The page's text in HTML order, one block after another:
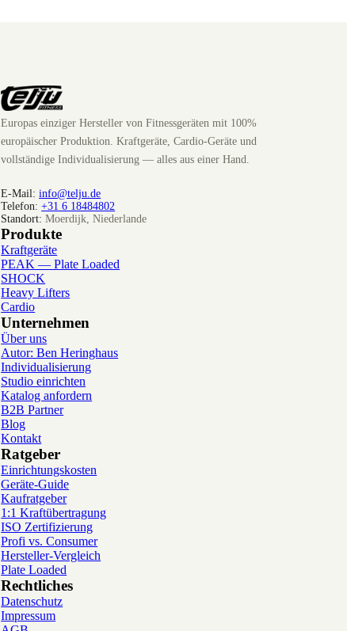
Europas einziger Hersteller von Fitnessgeräten mit 100%
europäischer Produktion. Kraftgeräte, Cardio-Geräte und
vollständige Individualisierung — alles aus einer Hand.
E-Mail: info@telju.de
Telefon: +31 6 18484802
Standort: Moerdijk, Niederlande
Produkte
Kraftgeräte
PEAK — Plate Loaded
SHOCK
Heavy Lifters
Cardio
Unternehmen
Über uns
Autor: Ben Heringhaus
Individualisierung
Studio einrichten
Katalog anfordern
B2B Partner
Blog
Kontakt
Ratgeber
Einrichtungskosten
Geräte-Guide
Kaufratgeber
1:1 Kraftübertragung
ISO Zertifizierung
Profi vs. Consumer
Hersteller-Vergleich
Plate Loaded
Rechtliches
Datenschutz
Impressum